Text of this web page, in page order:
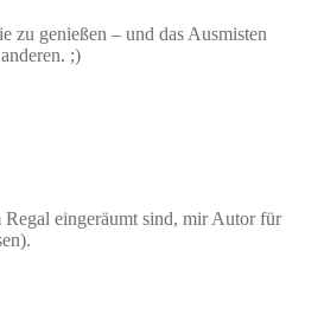
zu genießen – und das Ausmisten
;)
eingeräumt sind, mir Autor für